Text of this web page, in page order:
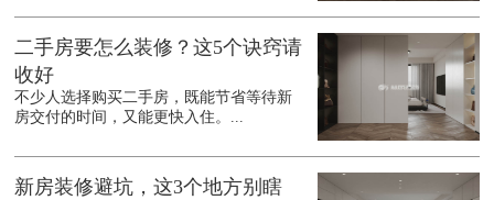
二手房要怎么装修？这5个诀窍请
收好
不少人选择购买二手房，既能节省等待新
房交付的时间，又能更快入住。...
新房装修避坑，这3个地方别瞎